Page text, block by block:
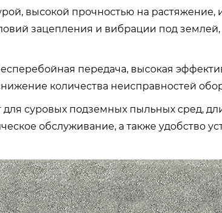
высокой прочностью на растяжение,
зацепления и вибрации под
передача, высокая
количества неисправностей
для суровых подземных пыльных сред,
обслуживание, а также удобство